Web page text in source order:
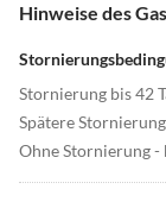
Hinweise des
Stornierung bis 42
Spätere
Ohne Stornierung